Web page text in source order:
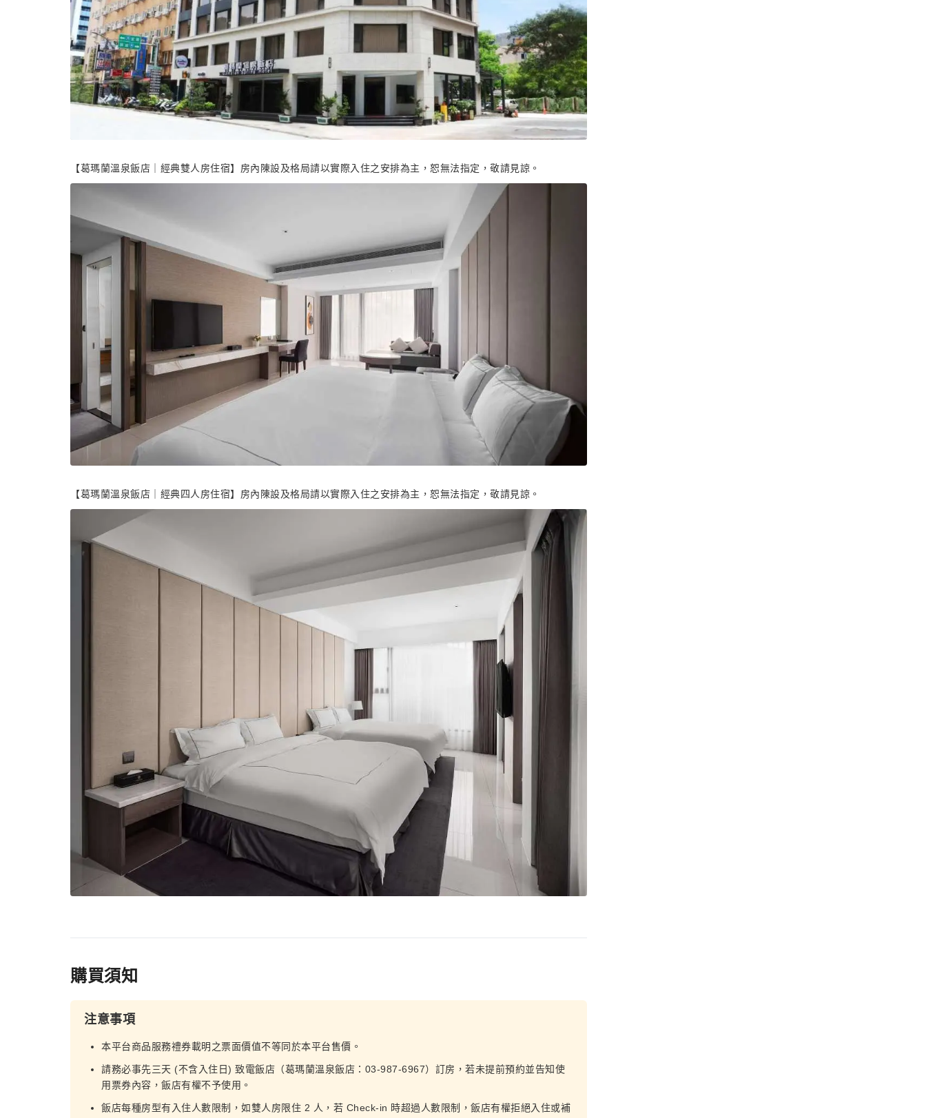
【葛瑪蘭溫泉飯店｜經典雙人房住宿】房內陳設及格局請以實際入住之安排為主，恕無法指定，敬請見諒。
【葛瑪蘭溫泉飯店｜經典四人房住宿】房內陳設及格局請以實際入住之安排為主，恕無法指定，敬請見諒。
購買須知
注意事項
本平台商品服務禮券載明之票面價值不等同於本平台售價。
請務必事先三天 (不含入住日) 致電飯店（葛瑪蘭溫泉飯店：03-987-6967）訂房，若未提前預約並告知使
用票券內容，飯店有權不予使用。
飯店每種房型有入住人數限制，如雙人房限住 2 人，若 Check-in 時超過人數限制，飯店有權拒絕入住或補